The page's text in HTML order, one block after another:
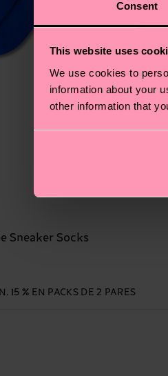
Consent
This website uses
We use cookies to
information about your
other information that
Sneaker Socks
15 % EN PACKS DE 2 PARES